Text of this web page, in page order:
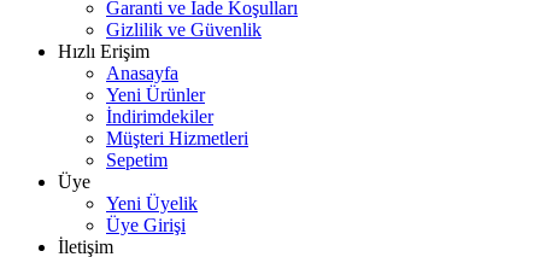
Garanti ve İade Koşulları
Gizlilik ve Güvenlik
Hızlı Erişim
Anasayfa
Yeni Ürünler
İndirimdekiler
Müşteri Hizmetleri
Sepetim
Üye
Yeni Üyelik
Üye Girişi
İletişim